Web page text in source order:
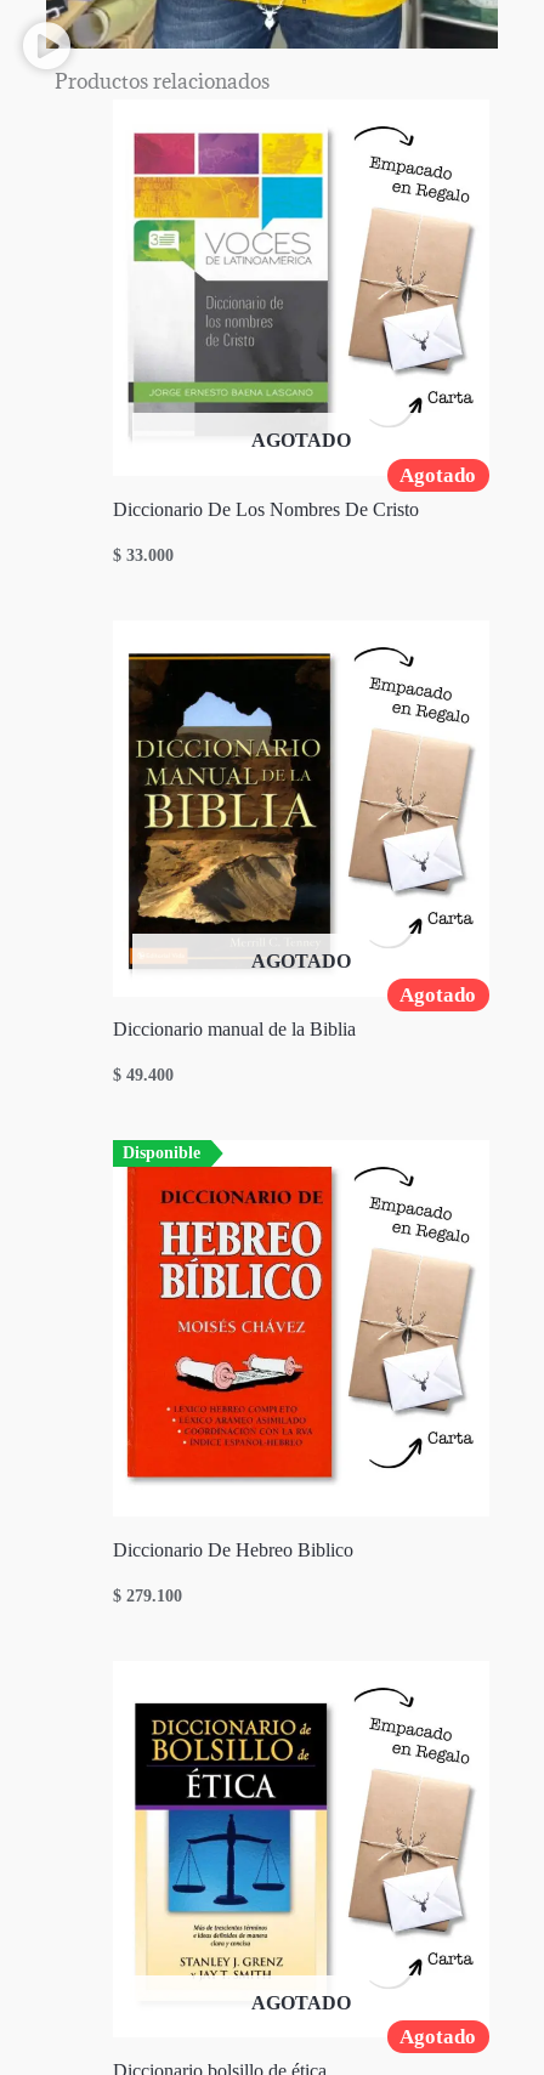
Productos relacionados
Agotado
AGOTADO
Diccionario De Los Nombres De Cristo
$ 33.000
Agotado
AGOTADO
Diccionario manual de la Biblia
$ 49.400
Disponible
Diccionario De Hebreo Biblico
$ 279.100
Agotado
AGOTADO
Diccionario bolsillo de ética